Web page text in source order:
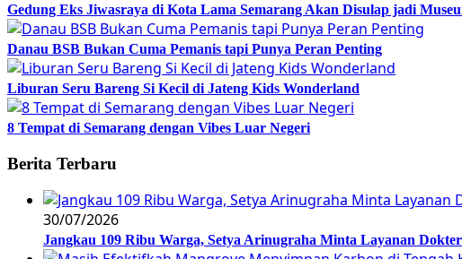
Gedung Eks Jiwasraya di Kota Lama Semarang Akan Disulap jadi
Danau BSB Bukan Cuma Pemanis tapi Punya Peran Penting
Liburan Seru Bareng Si Kecil di Jateng Kids Wonderland
8 Tempat di Semarang dengan Vibes Luar Negeri
Berita Terbaru
30/07/2026
Jangkau 109 Ribu Warga, Setya Arinugraha Minta Layanan